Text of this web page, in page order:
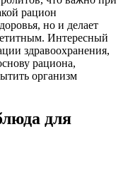
рацион
но и делает
Интересный
здравоохранения,
рациона,
организм
для